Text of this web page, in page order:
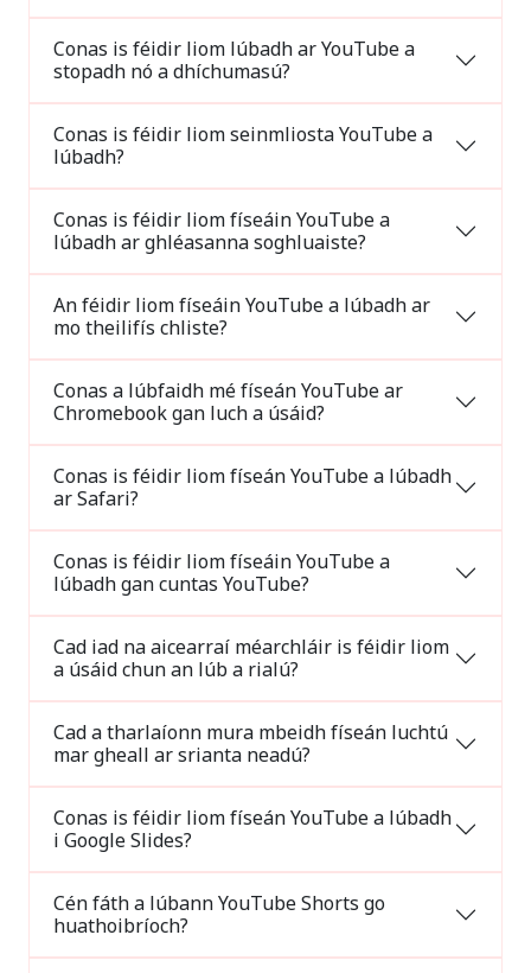
Conas is féidir liom lúbadh ar YouTube a
stopadh nó a dhíchumasú?
Conas is féidir liom seinmliosta YouTube a
lúbadh?
Conas is féidir liom físeáin YouTube a
lúbadh ar ghléasanna soghluaiste?
An féidir liom físeáin YouTube a lúbadh ar
mo theilifís chliste?
Conas a lúbfaidh mé físeán YouTube ar
Chromebook gan luch a úsáid?
Conas is féidir liom físeán YouTube a lúbadh
ar Safari?
Conas is féidir liom físeáin YouTube a
lúbadh gan cuntas YouTube?
Cad iad na aicearraí méarchláir is féidir liom
a úsáid chun an lúb a rialú?
Cad a tharlaíonn mura mbeidh físeán luchtú
mar gheall ar srianta neadú?
Conas is féidir liom físeán YouTube a lúbadh
i Google Slides?
Cén fáth a lúbann YouTube Shorts go
huathoibríoch?